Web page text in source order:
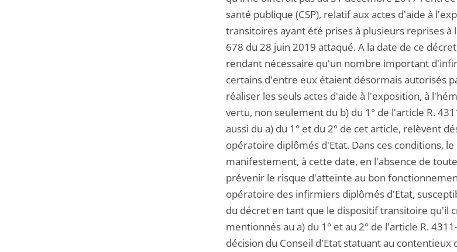
santé publique (CSP), relatif aux actes d'aide à
transitoires ayant été prises à plusieurs reprises
678 du 28 juin 2019 attaqué. A la date de ce
rendant nécessaire qu'un nombre important
certains d'entre eux étaient désormais autorisés
réaliser les seuls actes d'aide à l'exposition, à
vertu, non seulement du b) du 1° de l'article R.
aussi du a) du 1° et du 2° de cet article, relèvent
opératoire diplômés d'Etat. Dans ces conditions,
manifestement, à cette date, en l'absence de
prévenir le risque d'atteinte au bon
opératoire des infirmiers diplômés d'Etat,
du décret en tant que le dispositif transitoire qu'il
mentionnés au a) du 1° et au 2° de l'article R.
décision du Conseil d'Etat statuant au